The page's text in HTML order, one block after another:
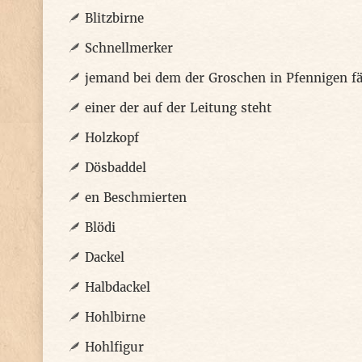
Blitzbirne
Schnellmerker
jemand bei dem der Groschen in Pfennigen
einer der auf der Leitung steht
Holzkopf
Dösbaddel
en Beschmierten
Blödi
Dackel
Halbdackel
Hohlbirne
Hohlfigur